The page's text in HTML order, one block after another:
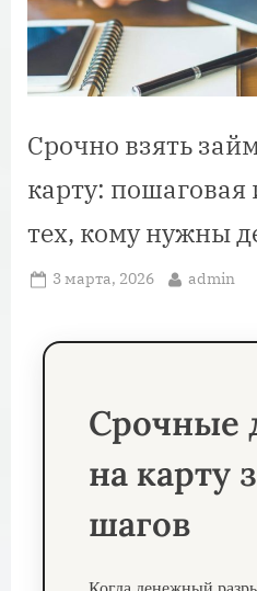
Срочно взять
карту: пошаговая
тех, кому нужны
Posted
3 марта, 2026 By
admin
Срочные
на карту
шагов